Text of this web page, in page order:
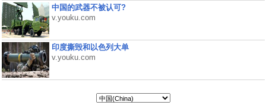
中国的武器不被认可?
v.youku.com
印度撕毁和以色列大单
v.youku.com